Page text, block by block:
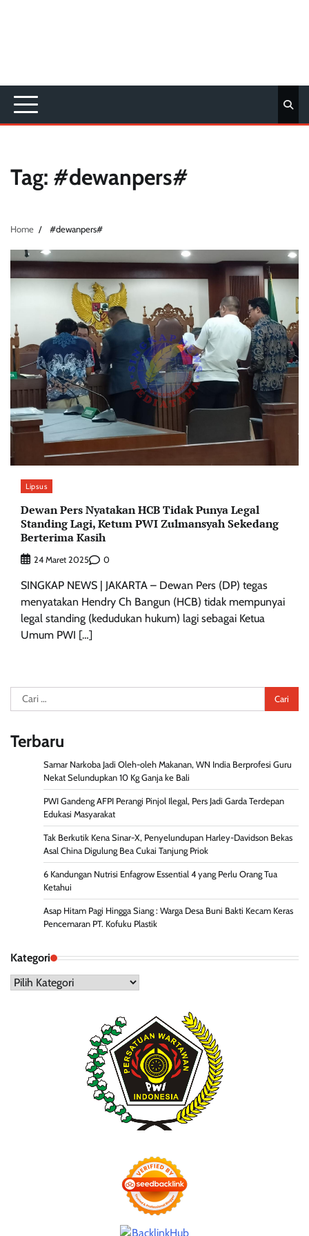
Tag: #dewanpers#
Home #dewanpers#
Lipsus
Dewan Pers Nyatakan HCB Tidak Punya Legal
Standing Lagi, Ketum PWI Zulmansyah Sekedang
Berterima Kasih
24 Maret 2025 0
SINGKAP NEWS | JAKARTA – Dewan Pers (DP) tegas
menyatakan Hendry Ch Bangun (HCB) tidak mempunyai
legal standing (kedudukan hukum) lagi sebagai Ketua
Umum PWI […]
Cari
untuk:
Terbaru
Samar Narkoba Jadi Oleh-oleh Makanan, WN India Berprofesi Guru
Nekat Selundupkan 10 Kg Ganja ke Bali
PWI Gandeng AFPI Perangi Pinjol Ilegal, Pers Jadi Garda Terdepan
Edukasi Masyarakat
Tak Berkutik Kena Sinar-X, Penyelundupan Harley-Davidson Bekas
Asal China Digulung Bea Cukai Tanjung Priok
6 Kandungan Nutrisi Enfagrow Essential 4 yang Perlu Orang Tua
Ketahui
Asap Hitam Pagi Hingga Siang : Warga Desa Buni Bakti Kecam Keras
Pencemaran PT. Kofuku Plastik
Kategori
Kategori